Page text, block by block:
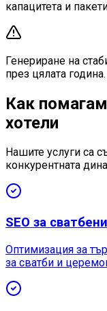
капацитета и
Генериране на
през цялата година.
Как
хотели
Нашите услуги са
конкурентната
SEO за
Оптимизация за
за сватби и